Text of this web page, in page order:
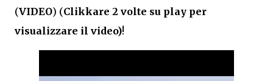
(VIDEO) (Clikkare 2 volte su play per
visualizzare il video)!